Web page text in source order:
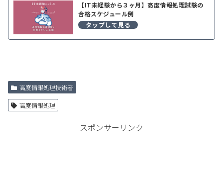
【IT未経験から３ヶ月】高度情報処理試験の
合格スケジュール例
高度情報処理技術者
高度情報処理
スポンサーリンク